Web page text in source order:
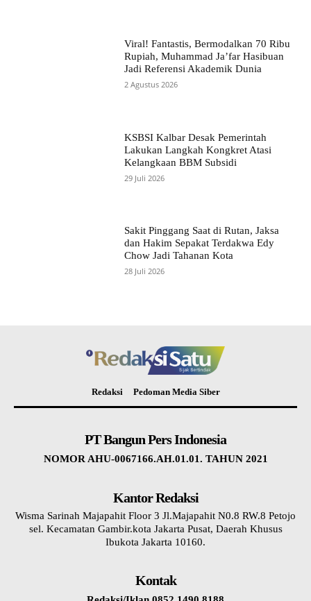
Viral! Fantastis, Bermodalkan 70 Ribu
Rupiah, Muhammad Ja’far Hasibuan
Jadi Referensi Akademik Dunia
2 Agustus 2026
KSBSI Kalbar Desak Pemerintah
Lakukan Langkah Kongkret Atasi
Kelangkaan BBM Subsidi
29 Juli 2026
Sakit Pinggang Saat di Rutan, Jaksa
dan Hakim Sepakat Terdakwa Edy
Chow Jadi Tahanan Kota
28 Juli 2026
Redaksi Pedoman Media Siber
PT Bangun Pers Indonesia
NOMOR AHU-0067166.AH.01.01. TAHUN 2021
Kantor Redaksi
Wisma Sarinah Majapahit Floor 3 Jl.Majapahit N0.8 RW.8 Petojo
sel. Kecamatan Gambir.kota Jakarta Pusat, Daerah Khusus
Ibukota Jakarta 10160.
Kontak